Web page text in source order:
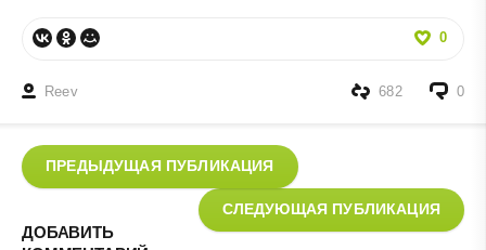
0
Reev 0
682
ПРЕДЫДУЩАЯ ПУБЛИКАЦИЯ
СЛЕДУЮЩАЯ ПУБЛИКАЦИЯ
ДОБАВИТЬ